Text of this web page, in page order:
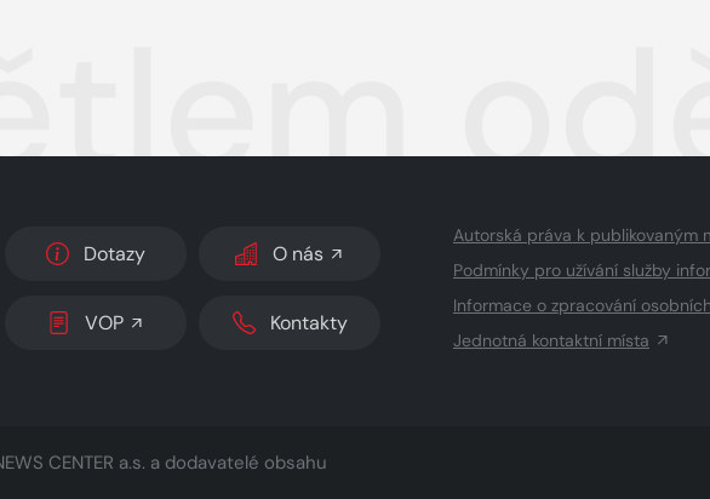
Dotazy O nás
VOP Kontakty
Autorská práva k publikovaným
Podmínky pro užívání služby
Informace o zpracování
Jednotná kontaktní místa
CENTER a.s. a dodavatelé obsahu